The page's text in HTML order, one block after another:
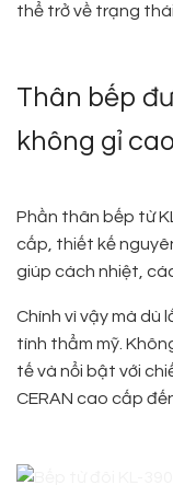
thể trở về trạng thái
Thân bếp
không gỉ
Phần thân bếp từ
cấp, thiết kế
giúp cách nhiệt,
Chính vì vậy mà dù
tính thẩm mỹ.
tế và nổi bật với
CERAN cao cấp